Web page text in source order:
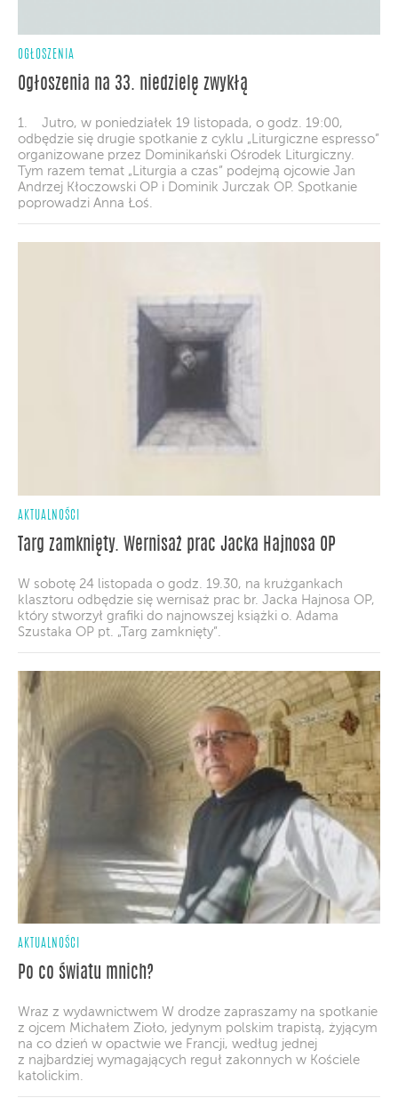
OGŁOSZENIA
Ogłoszenia na 33. niedzielę zwykłą
1. Jutro, w poniedziałek 19 listopada, o godz. 19:00,
odbędzie się drugie spotkanie z cyklu „Liturgiczne espresso”
organizowane przez Dominikański Ośrodek Liturgiczny.
Tym razem temat „Liturgia a czas” podejmą ojcowie Jan
Andrzej Kłoczowski OP i Dominik Jurczak OP. Spotkanie
poprowadzi Anna Łoś.
AKTUALNOŚCI
Targ zamknięty. Wernisaż prac Jacka Hajnosa OP
W sobotę 24 listopada o godz. 19.30, na krużgankach
klasztoru odbędzie się wernisaż prac br. Jacka Hajnosa OP,
który stworzył grafiki do najnowszej książki o. Adama
Szustaka OP pt. „Targ zamknięty”.
AKTUALNOŚCI
Po co światu mnich?
Wraz z wydawnictwem W drodze zapraszamy na spotkanie
z ojcem Michałem Zioło, jedynym polskim trapistą, żyjącym
na co dzień w opactwie we Francji, według jednej
z najbardziej wymagających reguł zakonnych w Kościele
katolickim.